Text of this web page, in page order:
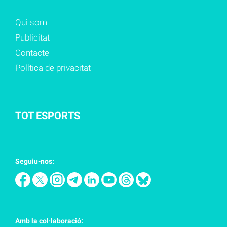
Qui som
Publicitat
Contacte
Política de privacitat
TOT ESPORTS
Seguiu-nos:
Amb la col·laboració: